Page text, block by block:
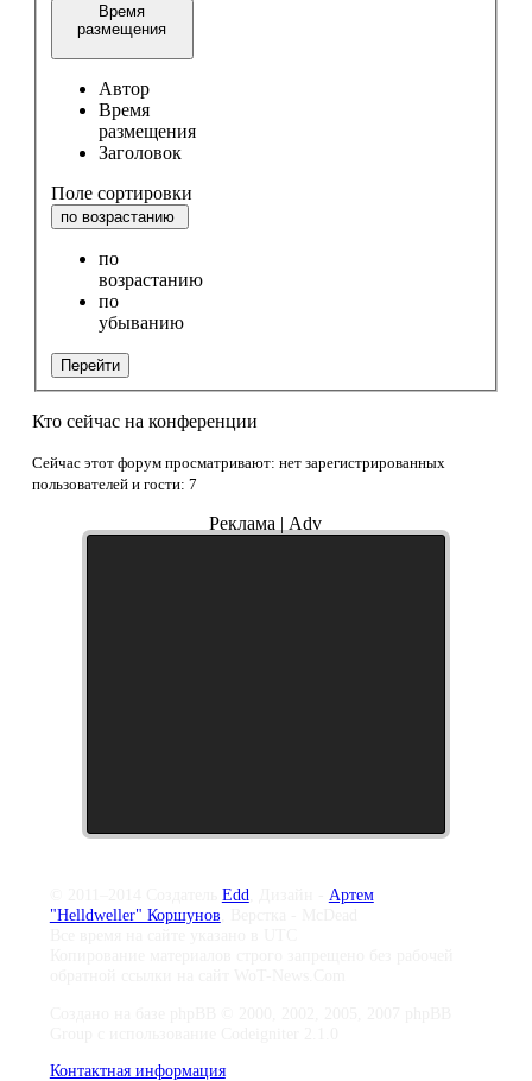
Время
размещения
Автор
Время
размещения
Заголовок
Поле сортировки
по возрастанию
по
возрастанию
по
убыванию
Перейти
Кто сейчас на конференции
Сейчас этот форум просматривают: нет зарегистрированных
пользователей и гости: 7
Реклама | Adv
Edd, Дизайн - Артем
"Helldweller" Коршунов
Контактная информация